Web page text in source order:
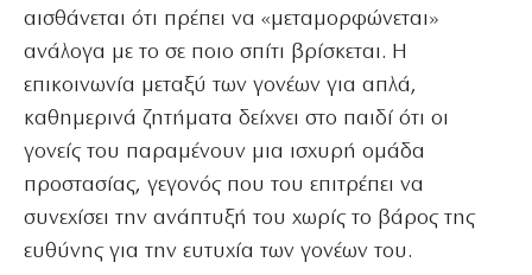
αισθάνεται ότι πρέπει να «μεταμορφώνεται»
ανάλογα με το σε ποιο σπίτι βρίσκεται. Η
επικοινωνία μεταξύ των γονέων για απλά,
καθημερινά ζητήματα δείχνει στο παιδί ότι οι
γονείς του παραμένουν μια ισχυρή ομάδα
προστασίας, γεγονός που του επιτρέπει να
συνεχίσει την ανάπτυξή του χωρίς το βάρος της
ευθύνης για την ευτυχία των γονέων του.